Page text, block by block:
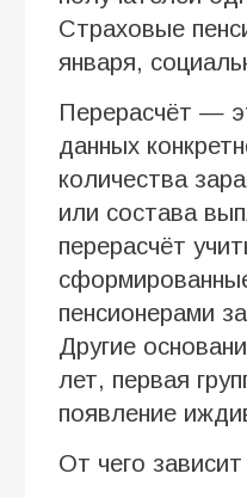
Страховые
января,
Перерасчёт —
данных
количества
или состава
перерасчёт
пенсионерами
Другие
лет, первая
появление
От чего